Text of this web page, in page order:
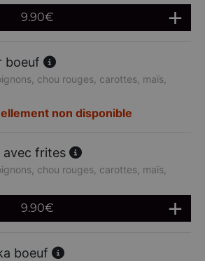
9.90€
boeuf
chou rouges, carottes, maïs,
non disponible
avec frites
chou rouges, carottes, maïs,
9.90€
boeuf